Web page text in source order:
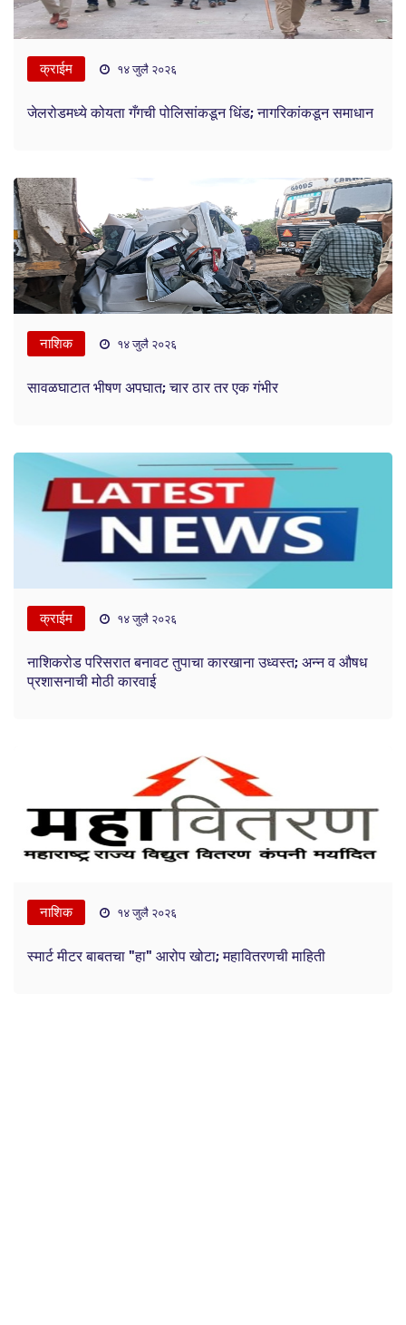
क्राईम १४ जुलै २०२६
जेलरोडमध्ये कोयता गँगची पोलिसांकडून धिंड; नागरिकांकडून समाधान
नाशिक १४ जुलै २०२६
सावळघाटात भीषण अपघात; चार ठार तर एक गंभीर
क्राईम १४ जुलै २०२६
नाशिकरोड परिसरात बनावट तुपाचा कारखाना उध्वस्त; अन्न व औषध
प्रशासनाची मोठी कारवाई
नाशिक १४ जुलै २०२६
स्मार्ट मीटर बाबतचा "हा" आरोप खोटा; महावितरणची माहिती